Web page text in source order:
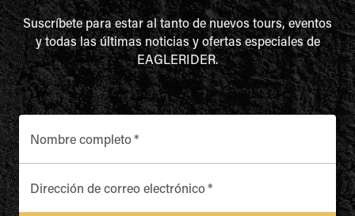
Suscríbete para estar al tanto de nuevos tours, eventos
y todas las últimas noticias y ofertas especiales de
EAGLERIDER.
Nombre completo*
Dirección de correo electrónico*